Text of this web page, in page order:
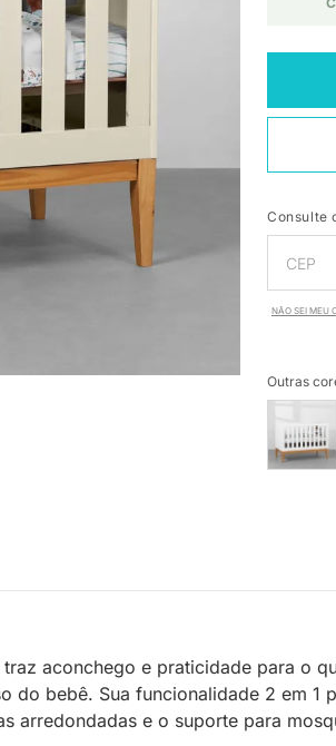
Consulte
NÃO SEI MEU
Outras
aconchego e praticidade para o
bebê. Sua funcionalidade 2 em
e o suporte para